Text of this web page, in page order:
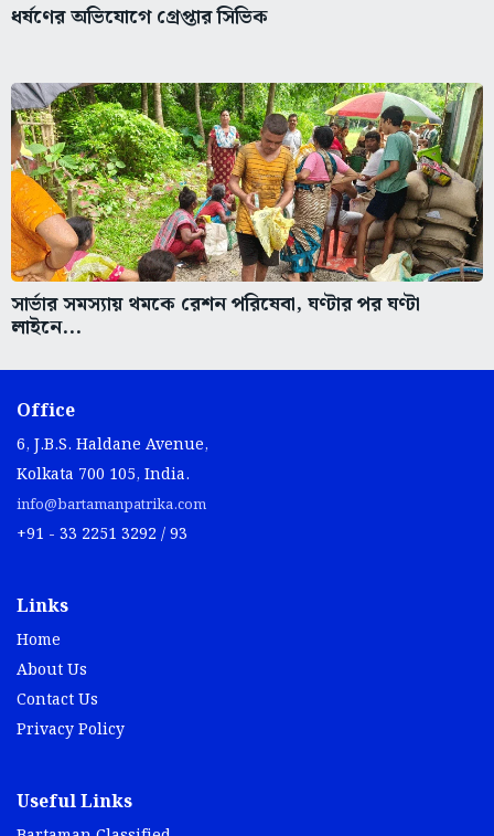
ধর্ষণের অভিযোগে গ্রেপ্তার সিভিক
সার্ভার সমস্যায় থমকে রেশন পরিষেবা, ঘণ্টার পর ঘণ্টা
লাইনে...
Office
6, J.B.S. Haldane Avenue,
Kolkata 700 105, India.
info@bartamanpatrika.com
+91 - 33 2251 3292 / 93
Links
Home
About Us
Contact Us
Privacy Policy
Useful Links